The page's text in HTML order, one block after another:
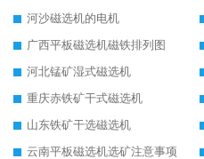
河沙磁选机的电机
广西平板磁选机磁铁排列图
河北锰矿湿式磁选机
重庆赤铁矿干式磁选机
山东铁矿干选磁选机
云南平板磁选机选矿注意事项